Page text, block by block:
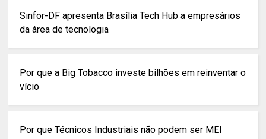
Sinfor-DF apresenta Brasília Tech Hub a empresários
da área de tecnologia
Por que a Big Tobacco investe bilhões em reinventar o
vício
Por que Técnicos Industriais não podem ser MEI